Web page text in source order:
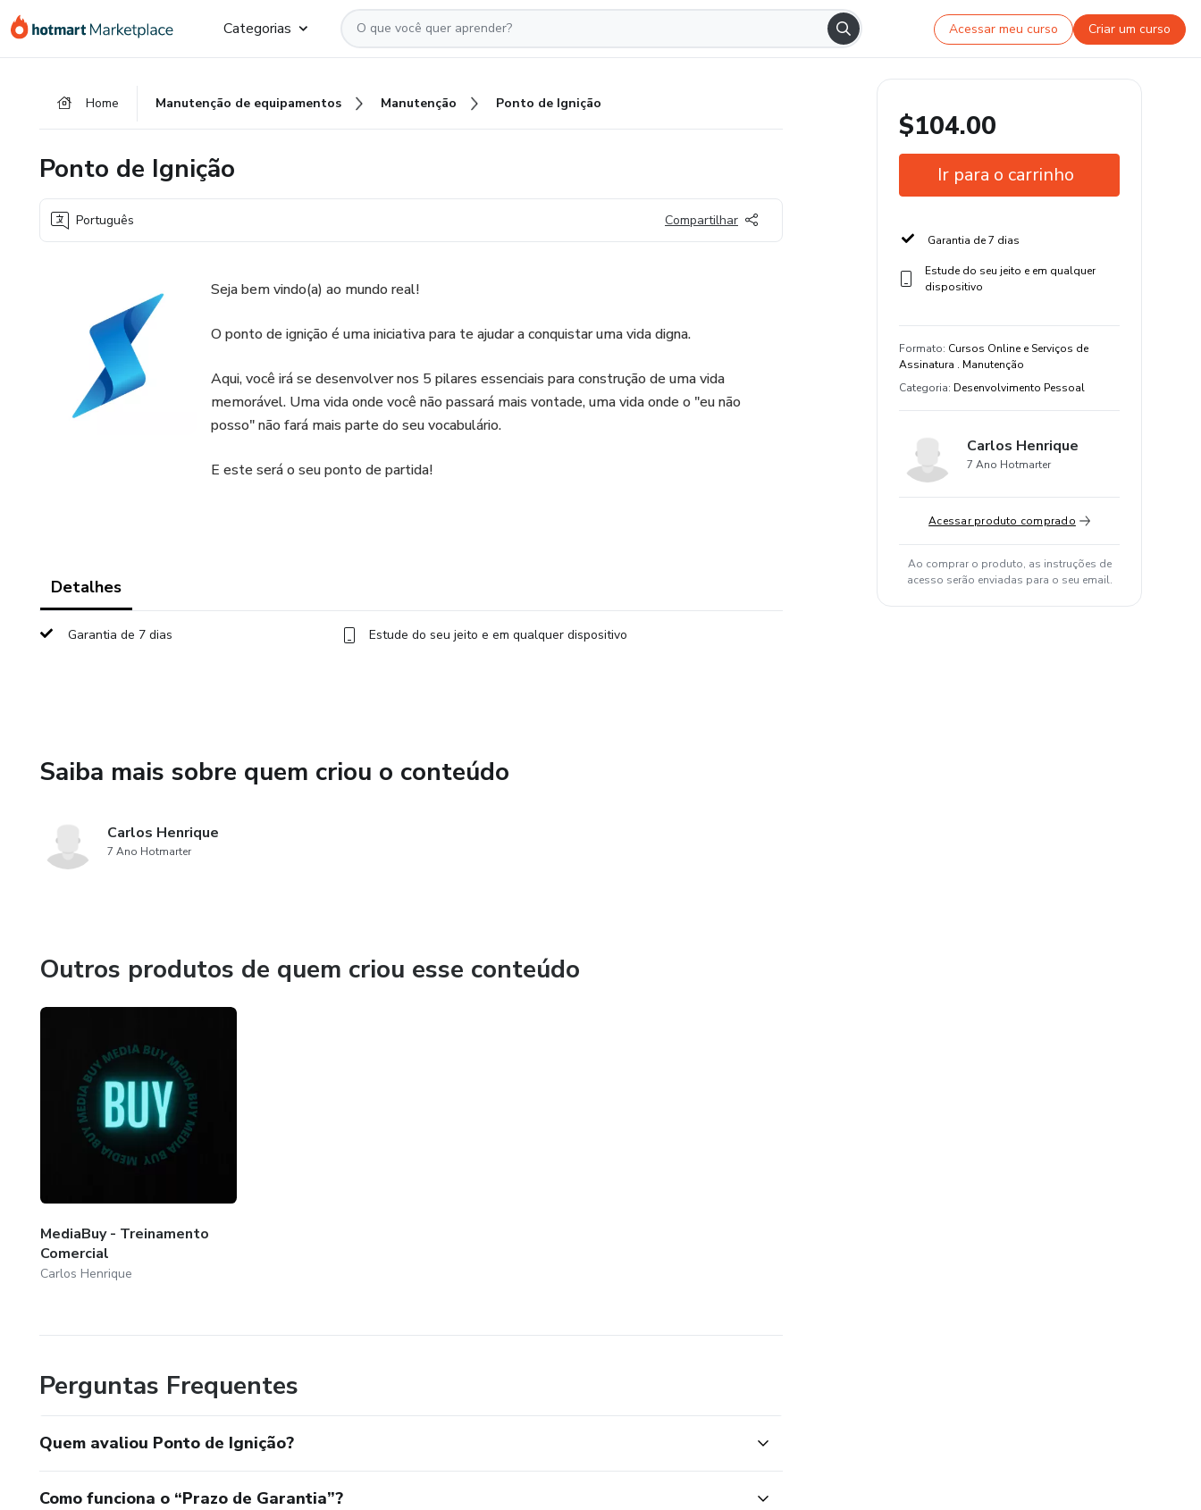
para
para
para
Categorias Acessar meu curso Criar um curso
Home Manutenção de equipamentos Manutenção Ponto de Ignição
Ponto de Ignição
Português Compartilhar
Seja bem vindo(a) ao mundo real!
O ponto de ignição é uma iniciativa para te ajudar a conquistar uma vida digna.
Aqui, você irá se desenvolver nos 5 pilares essenciais para construção de uma vida
memorável. Uma vida onde você não passará mais vontade, uma vida onde o "eu não
posso" não fará mais parte do seu vocabulário.
E este será o seu ponto de partida!
Detalhes
Garantia de 7 dias Estude do seu jeito e em qualquer dispositivo
Saiba mais sobre quem criou o conteúdo
Carlos Henrique
7 Ano Hotmarter
Outros produtos de quem criou esse conteúdo
MediaBuy - Treinamento
Comercial
Carlos Henrique
Perguntas Frequentes
Quem avaliou Ponto de Ignição?
Como funciona o “Prazo de Garantia”?
$104.00
Ir para o carrinho
Garantia de 7 dias
Estude do seu jeito e em qualquer
dispositivo
Formato: Cursos Online e Serviços de
Assinatura . Manutenção
Categoria: Desenvolvimento Pessoal
Carlos Henrique
7 Ano Hotmarter
Acessar produto comprado
Ao comprar o produto, as instruções de
acesso serão enviadas para o seu email.